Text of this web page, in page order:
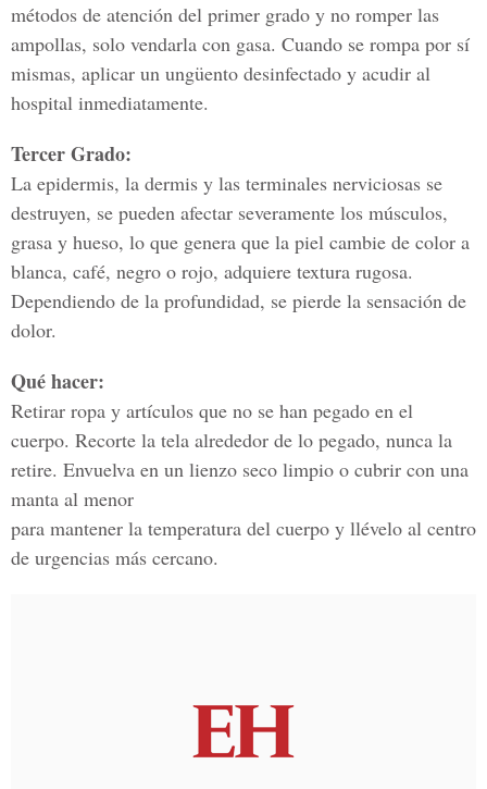
métodos de atención del primer grado y no romper las
ampollas, solo vendarla con gasa. Cuando se rompa por sí
mismas, aplicar un ungüento desinfectado y acudir al
hospital inmediatamente.
Tercer Grado:
La epidermis, la dermis y las terminales nerviciosas se
destruyen, se pueden afectar severamente los músculos,
grasa y hueso, lo que genera que la piel cambie de color a
blanca, café, negro o rojo, adquiere textura rugosa.
Dependiendo de la profundidad, se pierde la sensación de
dolor.
Qué hacer:
Retirar ropa y artículos que no se han pegado en el
cuerpo. Recorte la tela alrededor de lo pegado, nunca la
retire. Envuelva en un lienzo seco limpio o cubrir con una
manta al menor
para mantener la temperatura del cuerpo y llévelo al centro
de urgencias más cercano.